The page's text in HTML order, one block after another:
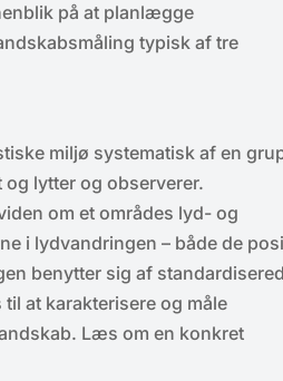
på at planlægge
typisk af tre
miljø systematisk af en
lytter og observerer.
om et områdes lyd- og
i lydvandringen – både de
benytter sig af
at karakterisere og måle
Læs om en konkret